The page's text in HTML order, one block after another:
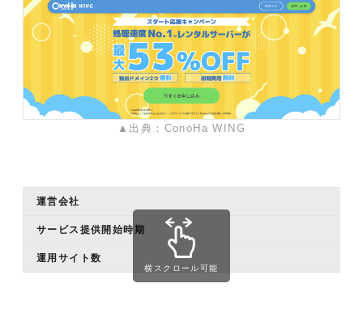
▲出典：ConoHa WING
運営会社
サービス提供開始時期
運用サイト数
横スクロール可能